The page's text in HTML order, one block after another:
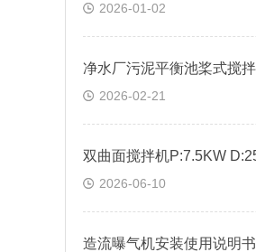
2026-01-02
2026-02-21
2026-06-10
造流曝气机安装使用说明书